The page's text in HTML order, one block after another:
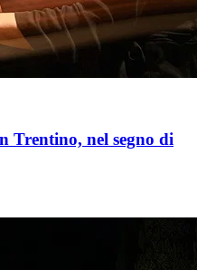
Trentino, nel segno di